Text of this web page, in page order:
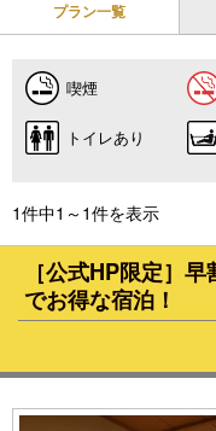
プラン一覧
喫煙
トイレあり
1件中1～1件を表示
［公式HP限定］
でお得な宿泊！